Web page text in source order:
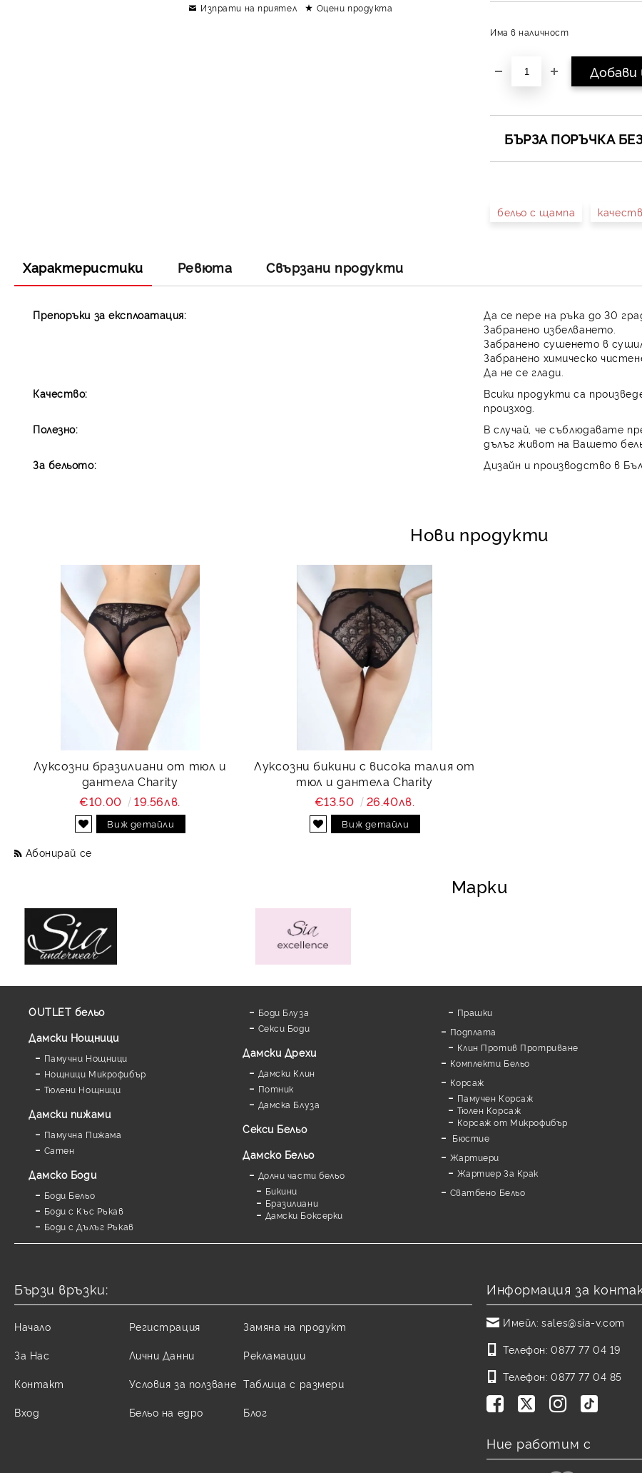
Има в наличност
БЪРЗА ПОРЪЧКА
бельо с щампа
Изпрати на приятел Оцени продукта
Характеристики Ревюта Свързани продукти
Препоръки за експлоатация:
Да се пере на ръка до 30
Забранено избелването.
Забранено сушенето в
Забранено химическо
Да не се глади.
Качество:
Всики продукти са
произход.
Полезно:
В случай, че съблюдавате
дълъг живот на Вашето
За бельото:
Дизайн и производство в
Нови продукти
Луксозни бразилиани от тюл и
дантела Charity
€10.00
19.56лв.
Виж детайли
Луксозни бикини с висока талия от
тюл и дантела Charity
€13.50
26.40лв.
Виж детайли
Абонирай се
Марки
OUTLET бельо
Дамски Нощници
Памучни Нощници
Нощници Микрофибър
Тюлени Нощници
Дамски пижами
Памучна Пижама
Сатен
Дамскo Боди
Боди Бельо
Боди с Къс Ръкав
Боди с Дълъг Ръкав
Боди Блуза
Секси Боди
Дамски Дрехи
Дамски Клин
Потник
Дамска Блуза
Секси Бельо
Дамско Бельо
Долни части бельо
Бикини
Бразилиани
Дамски Боксерки
Прашки
Подплата
Клин Против Протриване
Комплекти Бельо
Корсаж
Памучен Корсаж
Тюлен Корсаж
Корсаж от Микрофибър
Бюстие
Жартиери
Жартиер За Крак
Сватбено Бельо
Бързи връзки:
Начало
За Нас
Контакт
Вход
Регистрация
Лични Данни
Условия за ползване
Бельо на едро
Замяна на продукт
Рекламации
Таблица с размери
Блог
Информация за
Имейл: sales@sia-v.com
Телефон: 0877 77 04 19
Телефон: 0877 77 04 85
Ние работим с